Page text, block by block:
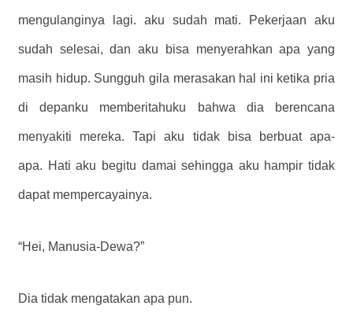
mengulanginya lagi. aku sudah mati. Pekerjaan aku
sudah selesai, dan aku bisa menyerahkan apa yang
masih hidup. Sungguh gila merasakan hal ini ketika pria
di depanku memberitahuku bahwa dia berencana
menyakiti mereka. Tapi aku tidak bisa berbuat apa-
apa. Hati aku begitu damai sehingga aku hampir tidak
dapat mempercayainya.
“Hei, Manusia-Dewa?”
Dia tidak mengatakan apa pun.